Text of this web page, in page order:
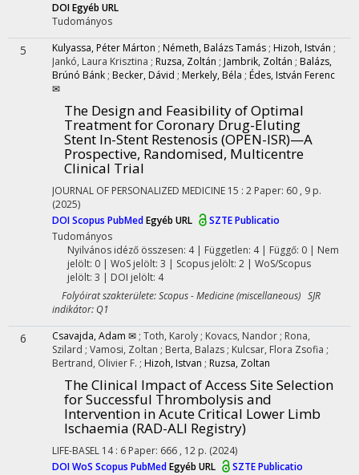
DOIEgyéb URL
Tudományos
5 Kulyassa, Péter Márton ; Németh, Balázs Tamás ; Hizoh, István ;
Jankó, Laura Krisztina ; Ruzsa, Zoltán ; Jambrik, Zoltán ; Balázs,
Brúnó Bánk ; Becker, Dávid ; Merkely, Béla ; Édes, István Ferenc
✉
The Design and Feasibility of Optimal
Treatment for Coronary Drug-Eluting
Stent In-Stent Restenosis (OPEN-ISR)—A
Prospective, Randomised, Multicentre
Clinical Trial
JOURNAL OF PERSONALIZED MEDICINE 15 : 2 Paper: 60 , 9 p.
(2025)
DOIScopus PubMedEgyéb URL
SZTE Publicatio
Tudományos
Nyilvános idéző összesen: 4| Független: 4 | Függő: 0 | Nem
jelölt: 0 | WoS jelölt: 3 | Scopus jelölt: 2 | WoS/Scopus
jelölt: 3 | DOI jelölt: 4
Folyóirat szakterülete: Scopus - Medicine (miscellaneous) SJR
indikátor: Q1
6 Csavajda, Adam ✉ ; Toth, Karoly ; Kovacs, Nandor ; Rona,
Szilard ; Vamosi, Zoltan ; Berta, Balazs ; Kulcsar, Flora Zsofia ;
Bertrand, Olivier F. ; Hizoh, Istvan ; Ruzsa, Zoltan
The Clinical Impact of Access Site Selection
for Successful Thrombolysis and
Intervention in Acute Critical Lower Limb
Ischaemia (RAD-ALI Registry)
LIFE-BASEL 14: 6 Paper: 666 , 12 p. (2024)
DOIWoS Scopus PubMedEgyéb URL
SZTE Publicatio